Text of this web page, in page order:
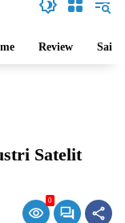
Review Sains
Satelit
0